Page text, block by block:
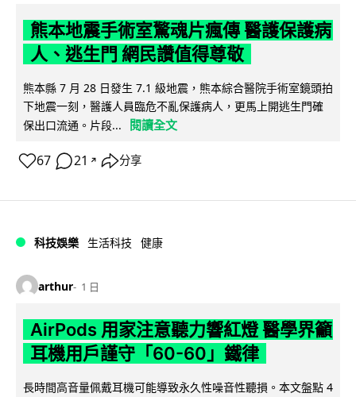
熊本地震手術室驚魂片瘋傳 醫護保護病
人、逃生門 網民讚值得尊敬
熊本縣 7 月 28 日發生 7.1 級地震，熊本綜合醫院手術室鏡頭拍
下地震一刻，醫護人員臨危不亂保護病人，更馬上開逃生門確
保出口流通。片段...
閱讀全文
67 21 ↗ 分享
科技娛樂 生活科技 健康
arthur 1 日
AirPods 用家注意聽力響紅燈 醫學界籲
耳機用戶謹守「60-60」鐵律
長時間高音量佩戴耳機可能導致永久性噪音性聽損。本文盤點 4